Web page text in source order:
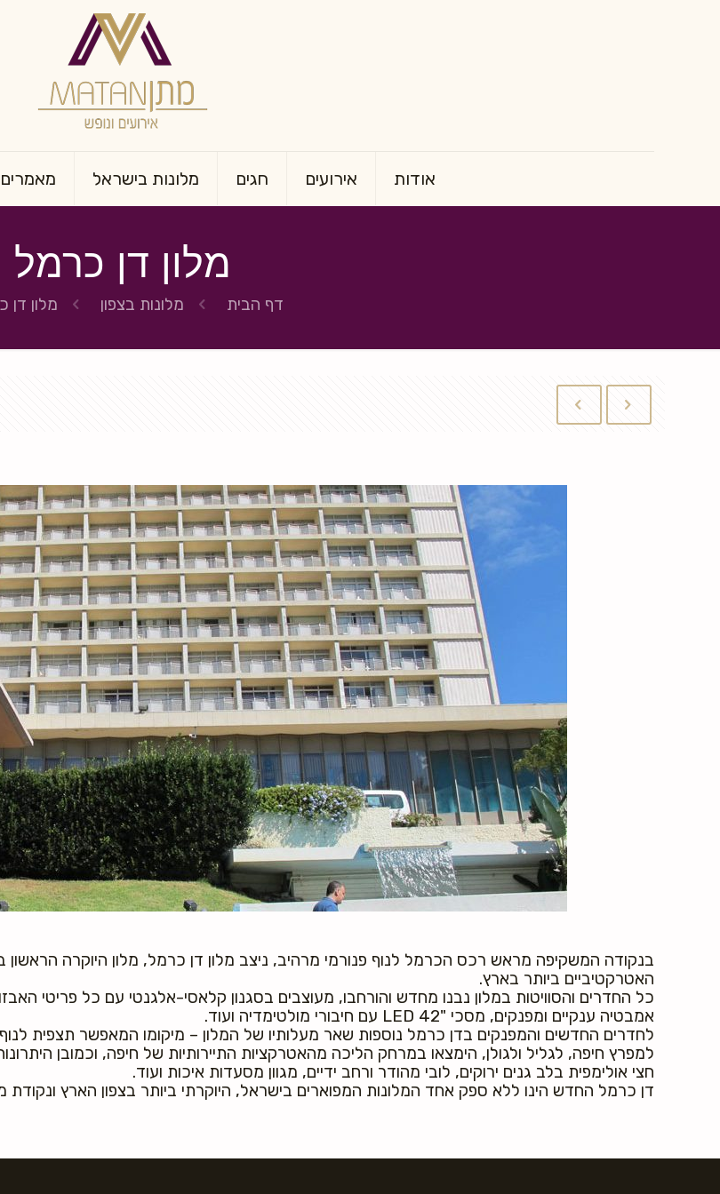
אודות אירועים חגים מלונות בישראל מאמרים
מלון דן כרמל
דף הבית מלונות בצפון מלון דן
בנקודה המשקיפה מראש רכס הכרמל לנוף פנורמי מרהיב, ניצב מלון דן כרמל, מלון היוקרה
האטרקטיביים ביותר בארץ.
כל החדרים והסוויטות במלון נבנו מחדש והורחבו, מעוצבים בסגנון קלאסי-אלגנטי עם כל פריטי
אמבטיה ענקיים ומפנקים, מסכי "42 LED עם חיבורי מולטימדיה ועוד.
לחדרים החדשים והמפנקים בדן כרמל נוספות שאר מעלותיו של המלון – מיקומו המאפשר תצפית
למפרץ חיפה, לגליל ולגולן, הימצאו במרחק הליכה מהאטרקציות התיירותיות של חיפה, וכמובן
חצי אולימפית בלב גנים ירוקים, לובי מהודר ורחב ידיים, מגוון מסעדות איכות ועוד.
דן כרמל החדש הינו ללא ספק אחד המלונות המפוארים בישראל, היוקרתי ביותר בצפון הארץ ונקודת